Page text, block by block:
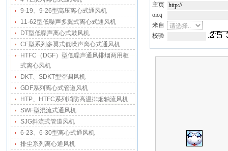
9-19、9-26型高压离心式通风机
11-62型低噪声多翼式离心式通风机
DT型低噪声离心式鼓风机
CF型系列多翼式低噪声离心式通风机
HTFC（DGF）型低噪声通风排烟两用柜
式离心风机
DKT、SDKT型空调风机
GDF系列离心式管道风机
HTP、HTFC系列消防高温排烟轴流风机
SWF型混流式通风机
SJG斜流式管道风机
6-23、6-30型离心式通风机
排尘系列离心通风机
主页
oicq
来自
校验